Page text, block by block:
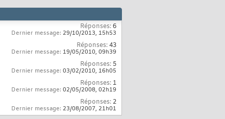
Réponses:6
Dernier message: 29/10/2013, 15h53
Réponses:43
Dernier message: 19/05/2010, 09h39
Réponses: 5
Dernier message: 03/02/2010, 16h05
Réponses: 1
Dernier message: 02/05/2008, 02h19
Réponses: 2
Dernier message: 23/08/2007, 21h01